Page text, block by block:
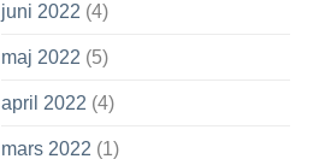
juni 2022 (4)
maj 2022 (5)
april 2022 (4)
mars 2022 (1)